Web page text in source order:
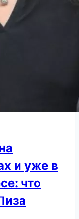
и уже в
что